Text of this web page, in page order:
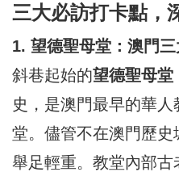
三大必訪打卡點，
1. 望德聖母堂：澳門
斜巷起始的望德聖母堂
史，是澳門最早的華
堂。儘管不在澳門歷
舉足輕重。教堂內部